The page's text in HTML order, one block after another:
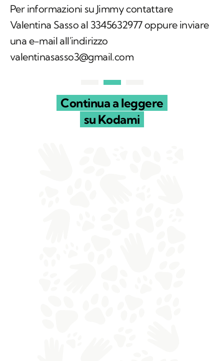
Per informazioni su Jimmy contattare
Valentina Sasso al 3345632977 oppure inviare
una e-mail all'indirizzo
valentinasasso3@gmail.com
Continua a leggere
su Kodami